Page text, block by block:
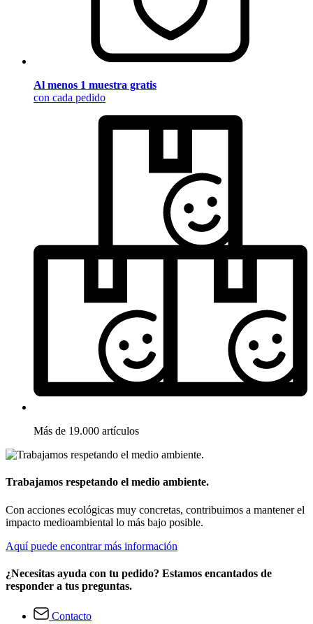
Al menos 1 muestra gratis
con cada pedido
Más de 19.000 artículos
Trabajamos respetando el medio ambiente.
Con acciones ecológicas muy concretas, contribuimos a mantener el
impacto medioambiental lo más bajo posible.
Aquí puede encontrar más información
¿Necesitas ayuda con tu pedido? Estamos encantados de
responder a tus preguntas.
Contacto